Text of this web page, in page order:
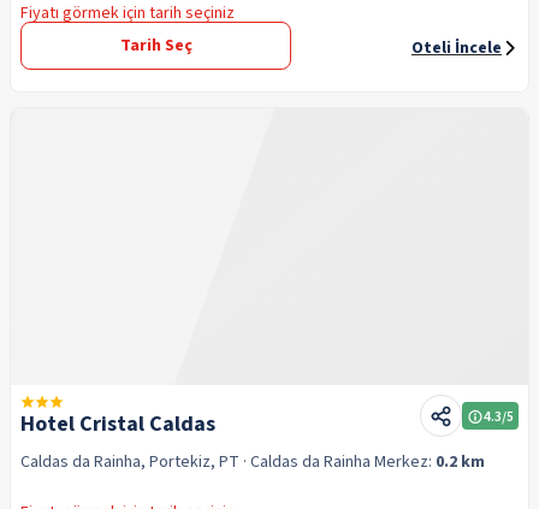
Fiyatı görmek için tarih seçiniz
Tarih Seç
Oteli İncele
Hotel Cristal Caldas 4.3/5
Caldas da Rainha, Portekiz, PT · Caldas da Rainha Merkez: 0.2 km